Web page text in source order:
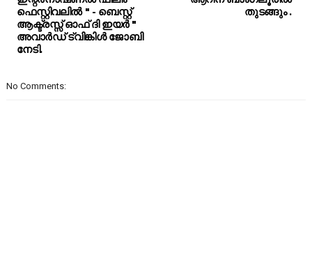
തുടങ്ങും .
ഫെസ്റ്റിവലിൽ " - ബെസ്റ്റ്
ആക്ട്രസ്സ് ഓഫ് ദി ഇയർ "
അവാർഡ് ട്വിങ്കിൾ ജോബി
നേടി.
No Comments: